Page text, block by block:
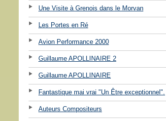
Une Visite à Grenois dans le Morvan
Les Portes en Ré
Avion Performance 2000
Guillaume APOLLINAIRE 2
Guillaume APOLLINAIRE
Fantastique mai vrai "Un Être exceptionnel".
Auteurs Compositeurs